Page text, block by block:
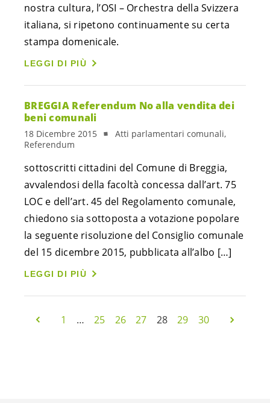
nostra cultura, l’OSI – Orchestra della Svizzera
italiana, si ripetono continuamente su certa
stampa domenicale.
LEGGI DI PIÙ
BREGGIA Referendum No alla vendita dei
beni comunali
18 Dicembre 2015
Atti parlamentari comunali,
Referendum
sottoscritti cittadini del Comune di Breggia,
avvalendosi della facoltà concessa dall’art. 75
LOC e dell’art. 45 del Regolamento comunale,
chiedono sia sottoposta a votazione popolare
la seguente risoluzione del Consiglio comunale
del 15 dicembre 2015, pubblicata all’albo […]
LEGGI DI PIÙ
1 … 25 26 27 28 29 30